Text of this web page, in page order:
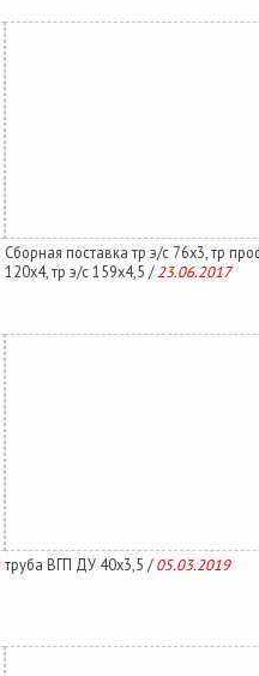
Сборная поставка тр э/с 76х3, тр
120х4, тр э/с 159х4,5 / 23.06.2017
труба ВГП ДУ 40х3,5 /05.03.2019